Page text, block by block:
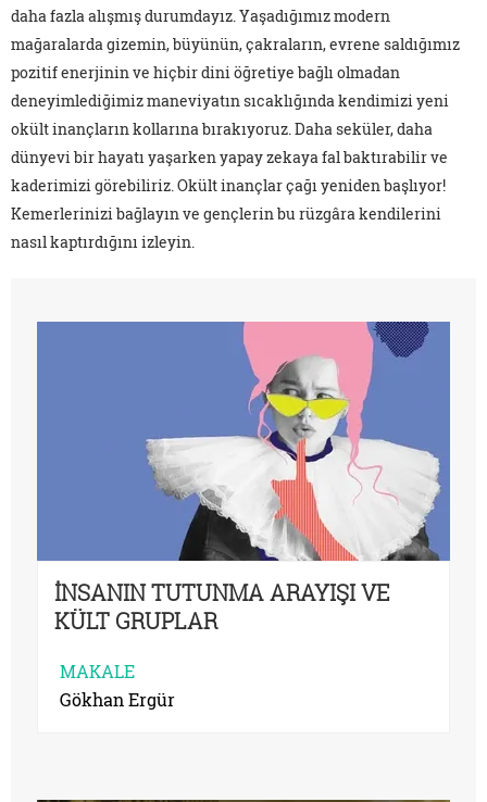
daha fazla alışmış durumdayız. Yaşadığımız modern
mağaralarda gizemin, büyünün, çakraların, evrene saldığımız
pozitif enerjinin ve hiçbir dini öğretiye bağlı olmadan
deneyimlediğimiz maneviyatın sıcaklığında kendimizi yeni
okült inançların kollarına bırakıyoruz. Daha seküler, daha
dünyevi bir hayatı yaşarken yapay zekaya fal baktırabilir ve
kaderimizi görebiliriz. Okült inançlar çağı yeniden başlıyor!
Kemerlerinizi bağlayın ve gençlerin bu rüzgâra kendilerini
nasıl kaptırdığını izleyin.
İNSANIN TUTUNMA ARAYIŞI VE
KÜLT GRUPLAR
MAKALE
Gökhan Ergür